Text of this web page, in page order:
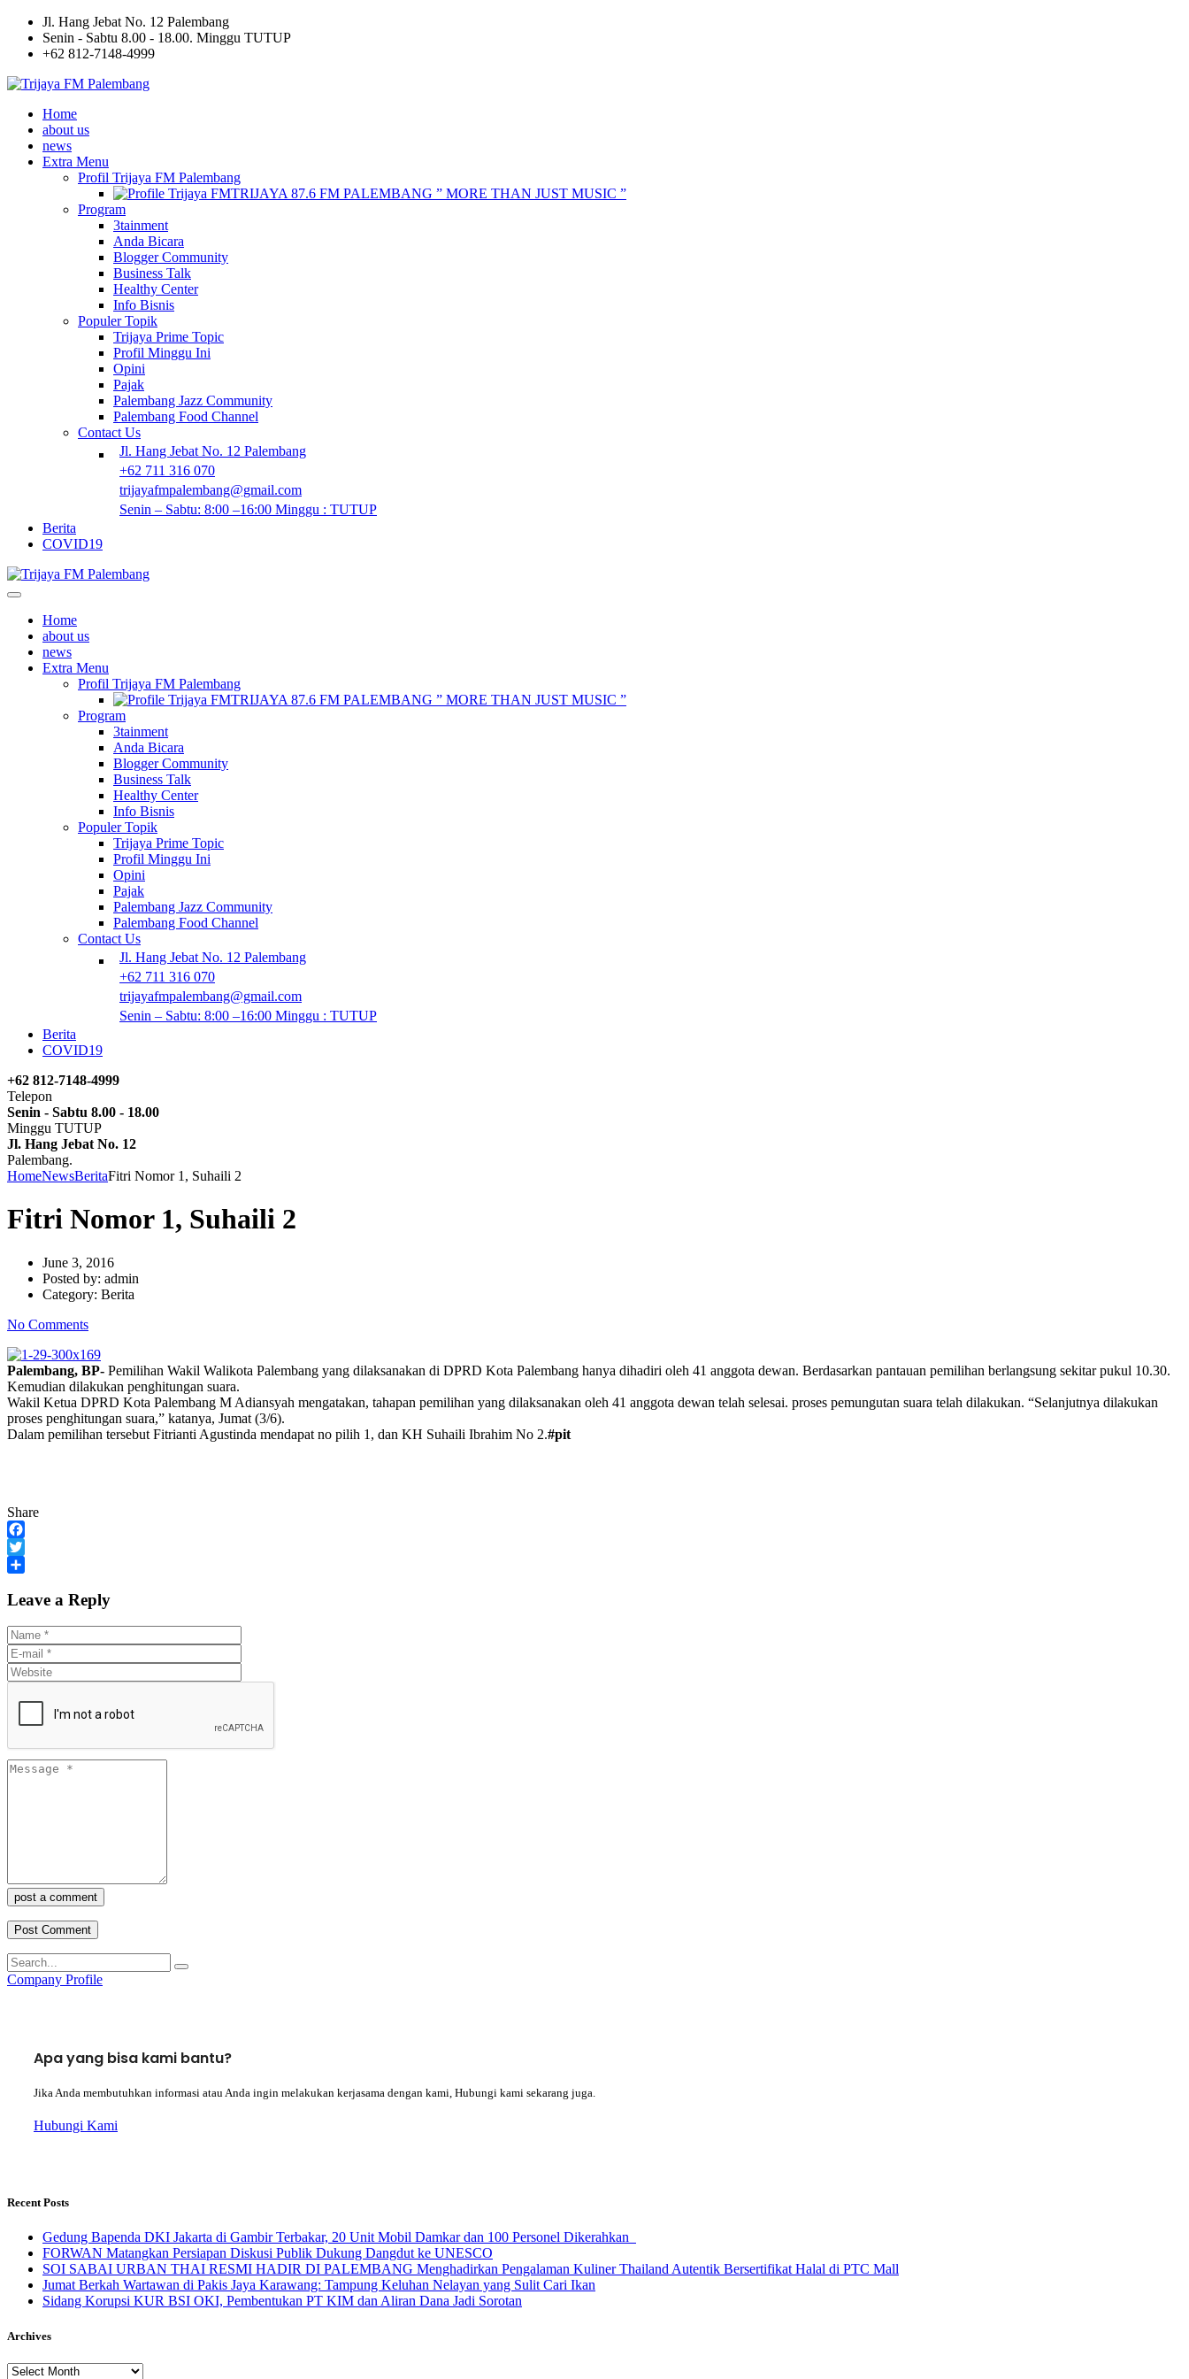
Jl. Hang Jebat No. 12 Palembang
Senin - Sabtu 8.00 - 18.00. Minggu TUTUP
+62 812-7148-4999
Home
about us
news
Extra Menu
Profil Trijaya FM Palembang
TRIJAYA 87.6 FM PALEMBANG ” MORE THAN JUST MUSIC ”
Program
3tainment
Anda Bicara
Blogger Community
Business Talk
Healthy Center
Info Bisnis
Populer Topik
Trijaya Prime Topic
Profil Minggu Ini
Opini
Pajak
Palembang Jazz Community
Palembang Food Channel
Contact Us
Jl. Hang Jebat No. 12 Palembang
+62 711 316 070
trijayafmpalembang@gmail.com
Senin – Sabtu: 8:00 –16:00 Minggu : TUTUP
Berita
COVID19
Home
about us
news
Extra Menu
Profil Trijaya FM Palembang
TRIJAYA 87.6 FM PALEMBANG ” MORE THAN JUST MUSIC ”
Program
3tainment
Anda Bicara
Blogger Community
Business Talk
Healthy Center
Info Bisnis
Populer Topik
Trijaya Prime Topic
Profil Minggu Ini
Opini
Pajak
Palembang Jazz Community
Palembang Food Channel
Contact Us
Jl. Hang Jebat No. 12 Palembang
+62 711 316 070
trijayafmpalembang@gmail.com
Senin – Sabtu: 8:00 –16:00 Minggu : TUTUP
Berita
COVID19
+62 812-7148-4999
Telepon
Senin - Sabtu 8.00 - 18.00
Minggu TUTUP
Jl. Hang Jebat No. 12
Palembang.
HomeNewsBeritaFitri Nomor 1, Suhaili 2
Fitri Nomor 1, Suhaili 2
June 3, 2016
Posted by: admin
Category: Berita
No Comments
Palembang, BP- Pemilihan Wakil Walikota Palembang yang dilaksanakan di DPRD Kota Palembang hanya dihadiri oleh 41 anggota dewan. Berdasarkan pantauan pemilihan berlangsung sekitar pukul 10.30.
Kemudian dilakukan penghitungan suara.
Wakil Ketua DPRD Kota Palembang M Adiansyah mengatakan, tahapan pemilihan yang dilaksanakan oleh 41 anggota dewan telah selesai. proses pemungutan suara telah dilakukan. “Selanjutnya dilakukan
proses penghitungan suara,” katanya, Jumat (3/6).
Dalam pemilihan tersebut Fitrianti Agustinda mendapat no pilih 1, dan KH Suhaili Ibrahim No 2.#pit
Share
Facebook
Twitter
Leave a Reply
post a comment
Company Profile
Apa yang bisa kami bantu?
Jika Anda membutuhkan informasi atau Anda ingin melakukan kerjasama dengan kami, Hubungi kami sekarang juga.
Hubungi Kami
Recent Posts
Gedung Bapenda DKI Jakarta di Gambir Terbakar, 20 Unit Mobil Damkar dan 100 Personel Dikerahkan
FORWAN Matangkan Persiapan Diskusi Publik Dukung Dangdut ke UNESCO
SOI SABAI URBAN THAI RESMI HADIR DI PALEMBANG Menghadirkan Pengalaman Kuliner Thailand Autentik Bersertifikat Halal di PTC Mall
Jumat Berkah Wartawan di Pakis Jaya Karawang: Tampung Keluhan Nelayan yang Sulit Cari Ikan
Sidang Korupsi KUR BSI OKI, Pembentukan PT KIM dan Aliran Dana Jadi Sorotan
Archives
Archives